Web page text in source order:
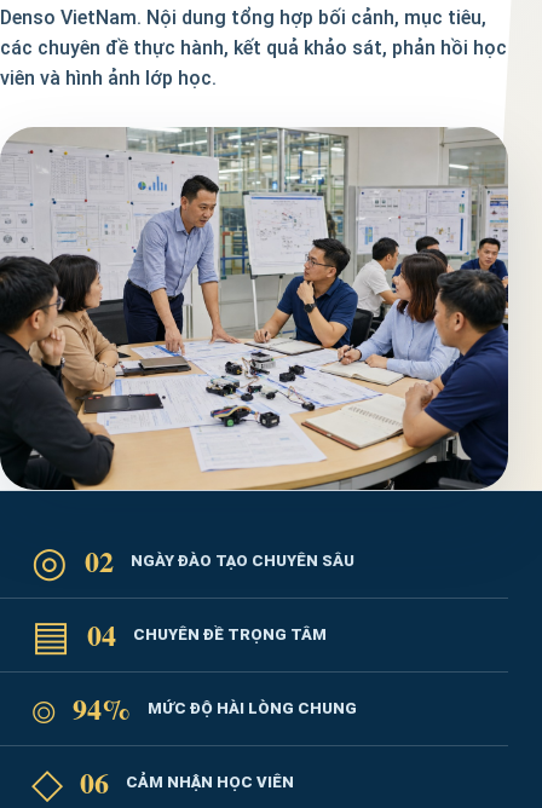
Denso VietNam. Nội dung tổng hợp bối cảnh, mục tiêu,
các chuyên đề thực hành, kết quả khảo sát, phản hồi học
viên và hình ảnh lớp học.
◎ 02 NGÀY ĐÀO TẠO CHUYÊN SÂU
▤ 04 CHUYÊN ĐỀ TRỌNG TÂM
⌾ 94% MỨC ĐỘ HÀI LÒNG CHUNG
◇ 06 CẢM NHẬN HỌC VIÊN